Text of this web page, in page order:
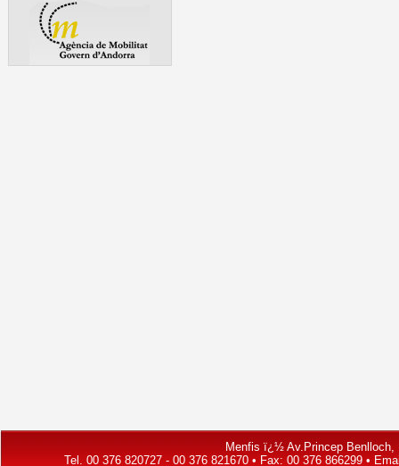
Menfis ï¿½ Av.Princep Benlloch,
Tel. 00 376 820727 - 00 376 821670 • Fax: 00 376 866299 •